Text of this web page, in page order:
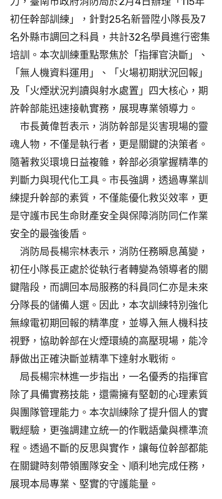
初任幹部訓練」，針對25名新晉陞小隊長及7
名外縣市調回之科員，共計32名學員進行密集
培訓。本次訓練重點聚焦於「指揮官決斷」、
「無人機資料運用」、「火場初期狀況回報」
及「火煙狀況判讀與射水處置」四大核心，期
許幹部能迅速接軌實務，展現專業領導力。
市長黃偉哲表示，消防幹部是災害現場的靈
魂人物，不僅是執行者，更是關鍵的決策者。
隨著救災環境日益複雜，幹部必須掌握精準的
判斷力與現代化工具。市長強調，透過專業訓
練提升幹部的素質，不僅能優化救災效率，更
是守護市民生命財產安全與保障消防同仁作業
安全的最強後盾。
消防局長楊宗林表示，消防任務瞬息萬變，
初任小隊長正處於從執行者轉變為領導者的關
鍵階段，而調回本局服務的科員同仁亦是未來
分隊長的儲備人選。因此，本次訓練特別強化
無線電初期回報的精準度，並導入無人機科技
視野，協助幹部在火煙環繞的高壓現場，能冷
靜做出正確決斷並精準下達射水戰術。
局長楊宗林進一步指出，一名優秀的指揮官
除了具備實務技能，還需擁有堅韌的心理素質
與團隊管理能力。本次訓練除了提升個人的實
戰經驗，更強調建立統一的作戰語彙與標準流
程。透過不斷的反思與實作，讓每位幹部都能
在關鍵時刻帶領團隊安全、順利地完成任務，
展現本局專業、堅實的守護能量。